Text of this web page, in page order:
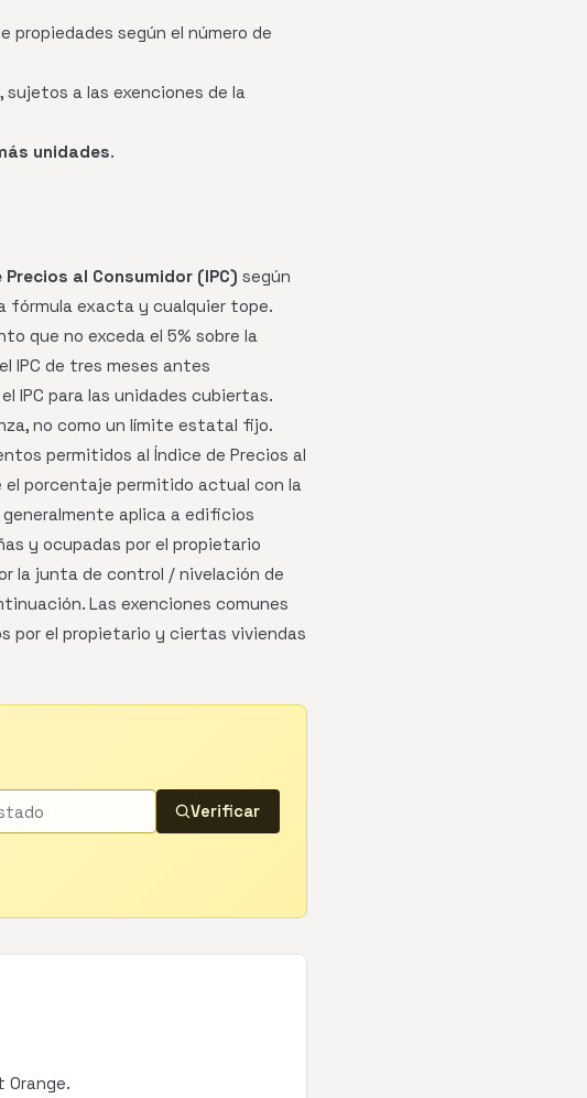
propiedades según el número de
a las exenciones de la
unidades.
Precios al Consumidor (IPC) según
fórmula exacta y cualquier tope.
que no exceda el 5% sobre la
IPC de tres meses antes
IPC para las unidades cubiertas.
no como un límite estatal fijo.
permitidos al Índice de Precios al
el porcentaje permitido actual con la
aplica a edificios
y ocupadas por el propietario
la junta de control / nivelación de
Las exenciones comunes
por el propietario y ciertas viviendas
Verificar
Orange.